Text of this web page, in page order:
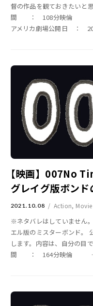
督の作品を観ておきたいと
間 ： 108分映倫
アメリカ劇場公開日 ：
【映画】007No
グレイグ版ボンド
2021.10.08 Action, Movie
※ネタバレはしていません
エル版のミスターボンド。
します。内容は、自分の目
間 ： 164分映倫